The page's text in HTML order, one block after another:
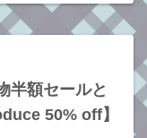
半額セールと
50% off】